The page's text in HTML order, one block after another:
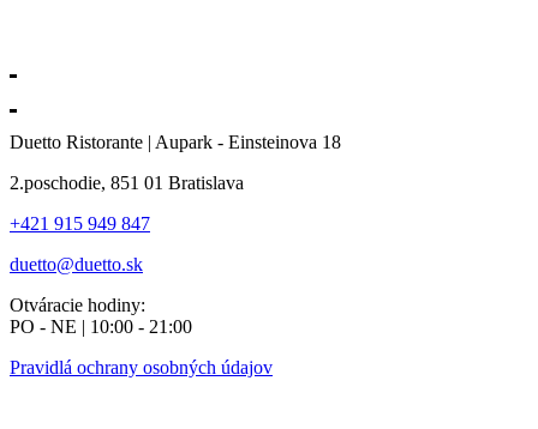
Duetto Ristorante | Aupark - Einsteinova 18
2.poschodie, 851 01 Bratislava
+421 915 949 847
duetto@duetto.sk
Otváracie hodiny:
PO - NE | 10:00 - 21:00
Pravidlá ochrany osobných údajov